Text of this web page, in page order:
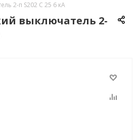
2-п S202 C 25 6 кА
выключатель 2-